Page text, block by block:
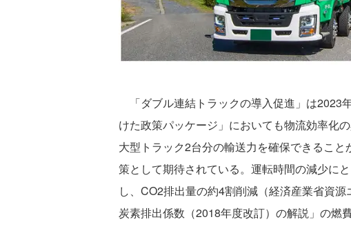
「ダブル連結トラックの導入促進」は2023
けた政策パッケージ」においても物流効率化
大型トラック2台分の輸送力を確保できるこ
策として期待されている。運転時間の減少に
し、CO2排出量の約4割削減（経済産業省資
炭素排出係数（2018年度改訂）の解説」の燃